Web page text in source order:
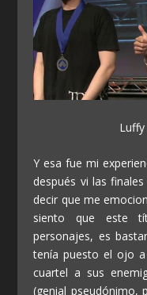
Y esa fue mi
después vi las
decir que me
siento que este
personajes, es
tenía puesto el ojo
cuartel a sus
(genial pseudónimo,